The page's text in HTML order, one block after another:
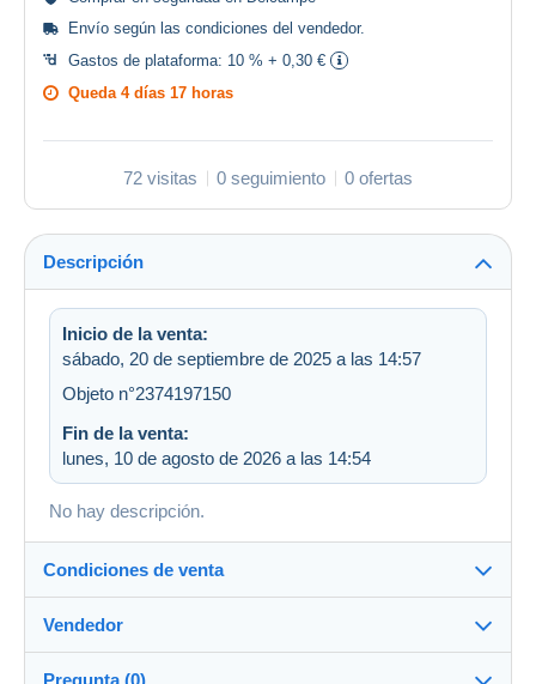
Envío según las condiciones del vendedor.
Gastos de plataforma: 10 % + 0,30 €
Queda 4 días 17 horas
72 visitas 0 seguimiento 0 ofertas
Descripción
Inicio de la venta:
sábado, 20 de septiembre de 2025 a las 14:57
Objeto n°2374197150
Fin de la venta:
lunes, 10 de agosto de 2026 a las 14:54
No hay descripción.
Condiciones de venta
Destino:
Ver la lista de países
Vendedor